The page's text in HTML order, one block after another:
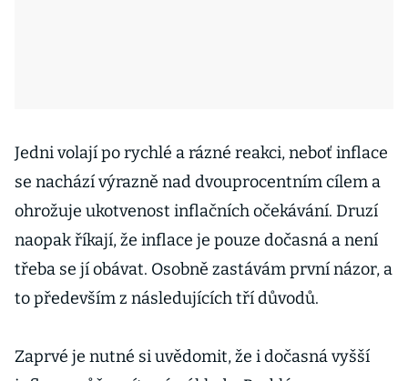
Jedni volají po rychlé a rázné reakci, neboť inflace
se nachází výrazně nad dvouprocentním cílem a
ohrožuje ukotvenost inflačních očekávání. Druzí
naopak říkají, že inflace je pouze dočasná a není
třeba se jí obávat. Osobně zastávám první názor, a
to především z následujících tří důvodů.
Zaprvé je nutné si uvědomit, že i dočasná vyšší